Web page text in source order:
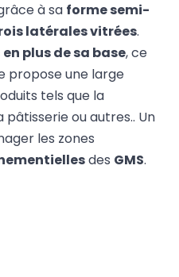
à sa forme semi-
latérales vitrées.
en plus de sa base, ce
propose une large
tels que la
ou autres.. Un
les zones
des GMS.